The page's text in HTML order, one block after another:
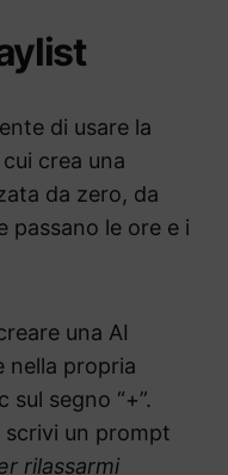
di usare la
crea una
da zero, da
passano le ore e i
una AI
nella propria
segno “+”.
scrivi un prompt
rilassarmi